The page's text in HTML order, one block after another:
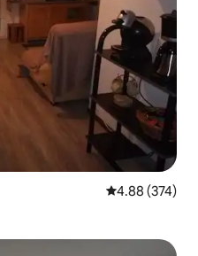
평점 4.88점(5
4.88 (374)